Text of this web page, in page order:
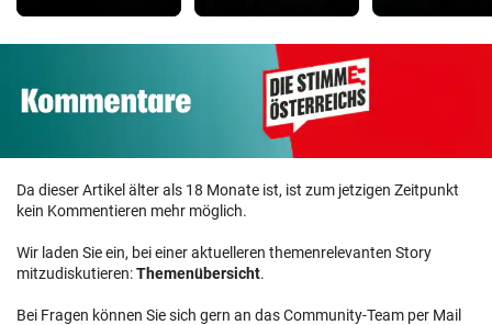
Da dieser Artikel älter als 18 Monate ist, ist zum jetzigen Zeitpunkt
kein Kommentieren mehr möglich.
Wir laden Sie ein, bei einer aktuelleren themenrelevanten Story
mitzudiskutieren:Themenübersicht.
Bei Fragen können Sie sich gern an das Community-Team per Mail